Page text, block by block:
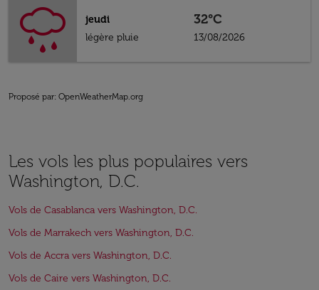
jeudi
légère pluie
32°C
13/08/2026
Proposé par: OpenWeatherMap.org
Les vols les plus populaires vers
Washington, D.C.
Vols de Casablanca vers Washington, D.C.
Vols de Marrakech vers Washington, D.C.
Vols de Accra vers Washington, D.C.
Vols de Caire vers Washington, D.C.